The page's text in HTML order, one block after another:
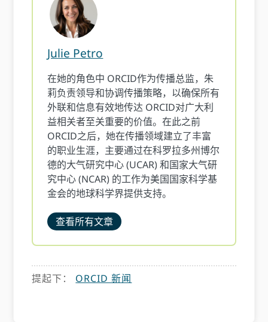
Julie Petro
在她的角色中 ORCID作为传播总监，朱
莉负责领导和协调传播策略，以确保所有
外联和信息有效地传达 ORCID对广大利
益相关者至关重要的价值。在此之前
ORCID之后，她在传播领域建立了丰富
的职业生涯，主要通过在科罗拉多州博尔
德的大气研究中心 (UCAR) 和国家大气研
究中心 (NCAR) 的工作为美国国家科学基
金会的地球科学界提供支持。
查看所有文章
提起下： ORCID 新闻